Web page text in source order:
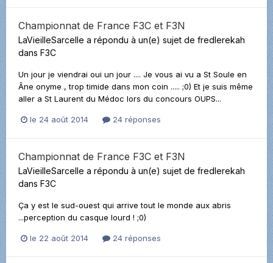
Championnat de France F3C et F3N
LaVieilleSarcelle a répondu à un(e) sujet de fredlerekah
dans F3C
Un jour je viendrai oui un jour .... Je vous ai vu a St Soule en
Âne onyme , trop timide dans mon coin ..... ;0) Et je suis même
aller a St Laurent du Médoc lors du concours OUPS...
le 24 août 2014 24 réponses
Championnat de France F3C et F3N
LaVieilleSarcelle a répondu à un(e) sujet de fredlerekah
dans F3C
Ça y est le sud-ouest qui arrive tout le monde aux abris
...perception du casque lourd ! ;0)
le 22 août 2014 24 réponses